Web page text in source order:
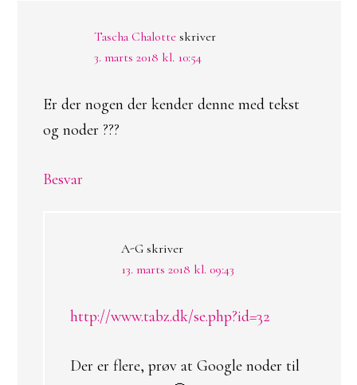
Tascha Chalotte skriver
3. marts 2018 kl. 10:54
Er der nogen der kender denne med tekst
og noder ???
Besvar
A-G skriver
13. marts 2018 kl. 09:43
http://www.tabz.dk/se.php?id=32
Der er flere, prøv at Google noder til